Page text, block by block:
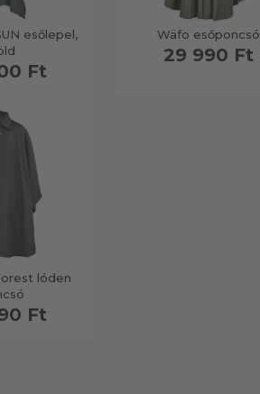
esőlepel,
Ft
Wäfo esőponcsó
29 990 Ft
lóden
Ft